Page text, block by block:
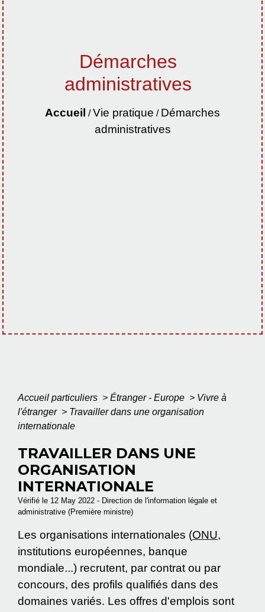
Démarches
administratives
Accueil /Vie pratique / Démarches
administratives
Accueil particuliers > Étranger - Europe > Vivre à
l'étranger > Travailler dans une organisation
internationale
TRAVAILLER DANS UNE
ORGANISATION
INTERNATIONALE
Vérifié le 12 May 2022 - Direction de l'information légale et
administrative (Première ministre)
Les organisations internationales (ONU,
institutions européennes, banque
mondiale...) recrutent, par contrat ou par
concours, des profils qualifiés dans des
domaines variés. Les offres d'emplois sont